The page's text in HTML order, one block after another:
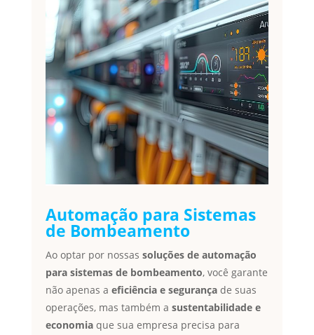
Automação para Sistemas
de Bombeamento
Ao optar por nossas soluções de automação
para sistemas de bombeamento, você garante
não apenas a eficiência e segurançade suas
operações, mas também a sustentabilidade e
economiaque sua empresa precisa para